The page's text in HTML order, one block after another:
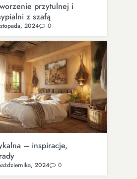
przytulnej i
z szafą
2024 0
– inspiracje,
2024 0